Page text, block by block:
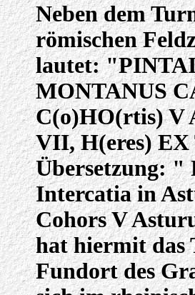
Neben dem
römischen
lautet:
MONTANUS
C(o)HO(rtis) V
VII, H(eres)
Übersetzung: "
Intercatia in
Cohors V
hat hiermit das
Fundort des